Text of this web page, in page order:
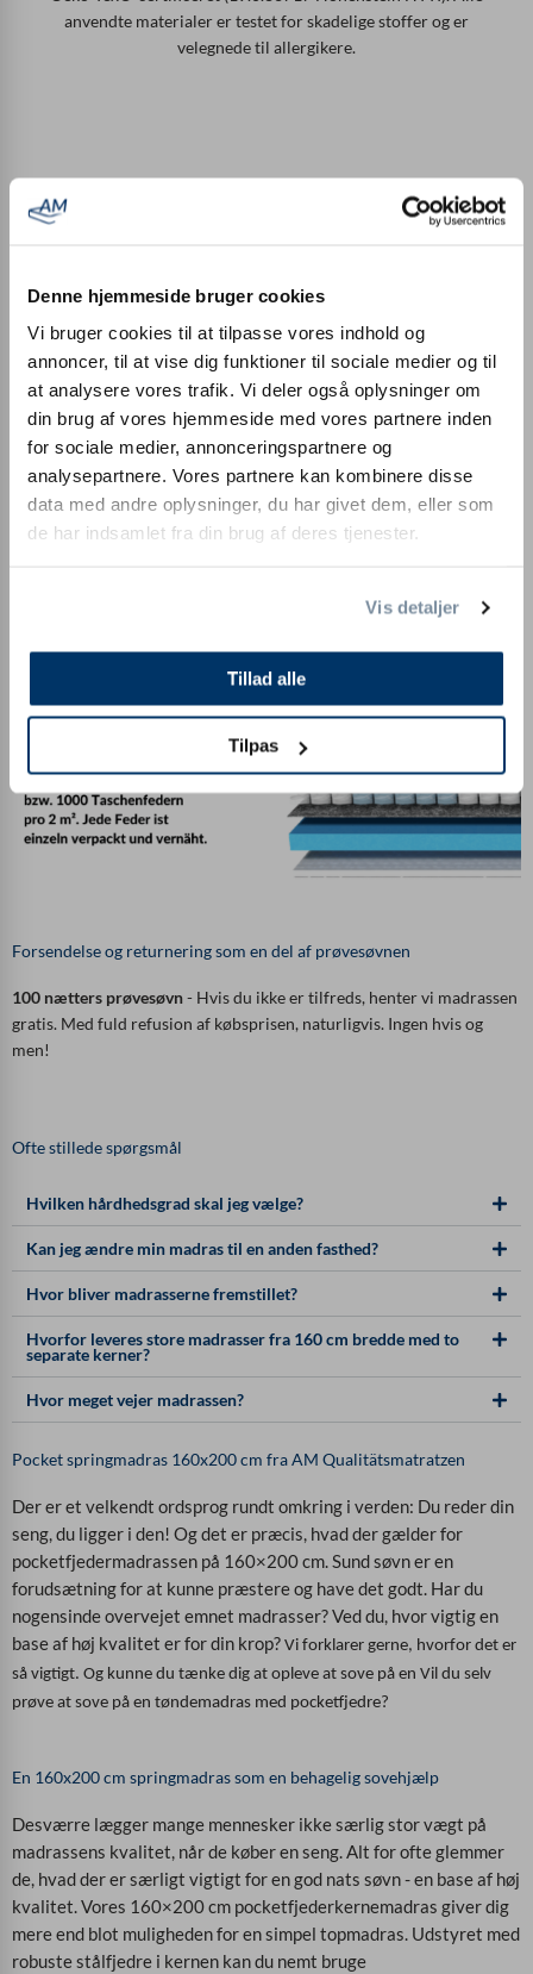
Denne hjemmeside bruger cookies
Vi bruger cookies til at tilpasse vores indhold og
annoncer, til at vise dig funktioner til sociale medier og til
at analysere vores trafik. Vi deler også oplysninger om
din brug af vores hjemmeside med vores partnere inden
for sociale medier, annonceringspartnere og
analysepartnere. Vores partnere kan kombinere disse
data med andre oplysninger, du har givet dem, eller som
de har indsamlet fra din brug af deres tjenester.
Vis detaljer
Tillad alle
Tilpas
anvendte materialer er testet for skadelige stoffer og er
velegnede til allergikere.
Fremstillet i Tyskland
Vores madrasser fremstilles udelukkende i Tyskland. Selv
betrækkene er syet i Tyskland og ikke bare trukket over
Forsendelse og returnering som en del af prøvesøvnen
100 nætters prøvesøvn- Hvis du ikke er tilfreds, henter vi madrassen
gratis. Med fuld refusion af købsprisen, naturligvis. Ingen hvis og
men!
Ofte stillede spørgsmål
Hvilken hårdhedsgrad skal jeg vælge?
Kan jeg ændre min madras til en anden fasthed?
Hvor bliver madrasserne fremstillet?
Hvorfor leveres store madrasser fra 160 cm bredde med to
separate kerner?
Hvor meget vejer madrassen?
Pocket springmadras 160x200 cm fra AM Qualitätsmatratzen
Der er et velkendt ordsprog rundt omkring i verden: Du reder din
seng, du ligger i den! Og det er præcis, hvad der gælder for
pocketfjedermadrassen på 160×200 cm. Sund søvn er en
forudsætning for at kunne præstere og have det godt. Har du
nogensinde overvejet emnet madrasser? Ved du, hvor vigtig en
base af høj kvalitet er for din krop? Vi forklarer gerne, hvorfor det er
så vigtigt. Og kunne du tænke dig at opleve at sove på en Vil du selv
prøve at sove på en tøndemadras med pocketfjedre?
En 160x200 cm springmadras som en behagelig sovehjælp
Desværre lægger mange mennesker ikke særlig stor vægt på
madrassens kvalitet, når de køber en seng. Alt for ofte glemmer
de, hvad der er særligt vigtigt for en god nats søvn - en base af høj
kvalitet. Vores 160×200 cm pocketfjederkernemadras giver dig
mere end blot muligheden for en simpel topmadras. Udstyret med
robuste stålfjedre i kernen kan du nemt bruge